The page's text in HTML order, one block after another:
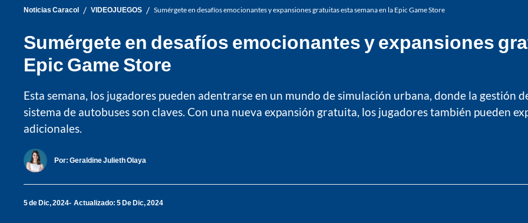
Noticias Caracol / VIDEOJUEGOS / Sumérgete en desafíos emocionantes y expansiones gratuitas esta semana en la Epic Game Store
Sumérgete en desafíos emocionantes y expansiones
Epic Game Store
Esta semana, los jugadores pueden adentrarse en un mundo de simulación urbana, donde la gestión
sistema de autobuses son claves. Con una nueva expansión gratuita, los jugadores también pueden
adicionales.
Por: Geraldine Julieth Olaya
5 de Dic, 2024 Actualizado: 5 De Dic, 2024